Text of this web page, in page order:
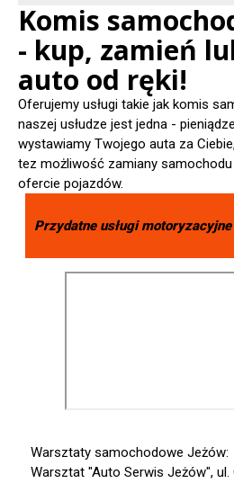
Komis
- kup, zamień
auto od ręki!
Oferujemy usługi takie jak komis
naszej usłudze jest jedna -
wystawiamy Twojego auta za
tez możliwość zamiany
ofercie pojazdów.
Przydatne usługi
Warsztaty samochodowe Jeżów:
Warsztat "Auto Serwis Jeżów", ul.